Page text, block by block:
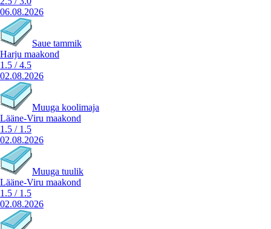
06.08.2026
Saue tammik
Harju maakond
1.5 /4.5
02.08.2026
Muuga koolimaja
Lääne-Viru maakond
1.5 / 1.5
02.08.2026
Muuga tuulik
Lääne-Viru maakond
1.5 / 1.5
02.08.2026